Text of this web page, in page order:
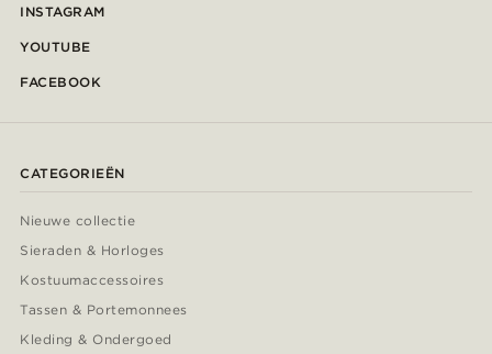
INSTAGRAM
YOUTUBE
FACEBOOK
CATEGORIEËN
Nieuwe collectie
Sieraden & Horloges
Kostuumaccessoires
Tassen & Portemonnees
Kleding & Ondergoed